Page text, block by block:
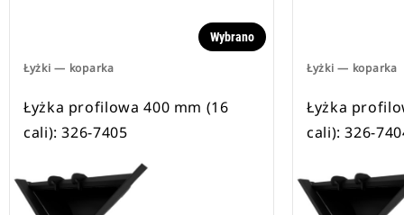
Łyżki — koparka
Wybrano
Łyżka profilowa 400 mm (16
cali): 326-7405
Łyżki — koparka
Łyżka
cali): 326-